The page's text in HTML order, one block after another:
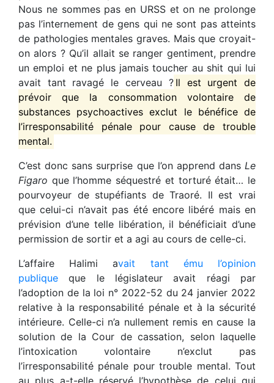
Nous ne sommes pas en URSS et on ne prolonge
pas l’internement de gens qui ne sont pas atteints
de pathologies mentales graves. Mais que croyait-
on alors ? Qu’il allait se ranger gentiment, prendre
un emploi et ne plus jamais toucher au shit qui lui
avait tant ravagé le cerveau ? Il est urgent de
prévoir que la consommation volontaire de
substances psychoactives exclut le bénéfice de
l’irresponsabilité pénale pour cause de trouble
mental.
C’est donc sans surprise que l’on apprend dans Le
Figaro que l’homme séquestré et torturé était… le
pourvoyeur de stupéfiants de Traoré. Il est vrai
que celui-ci n’avait pas été encore libéré mais en
prévision d’une telle libération, il bénéficiait d’une
permission de sortir et a agi au cours de celle-ci.
L’affaire Halimi avait tant ému l’opinion
publique que le législateur avait réagi par
l’adoption de la loi n° 2022-52 du 24 janvier 2022
relative à la responsabilité pénale et à la sécurité
intérieure. Celle-ci n’a nullement remis en cause la
solution de la Cour de cassation, selon laquelle
l’intoxication volontaire n’exclut pas
l’irresponsabilité pénale pour trouble mental. Tout